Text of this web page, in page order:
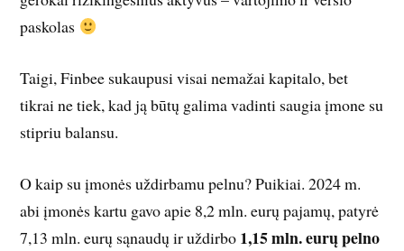
paskolas
Taigi, Finbee sukaupusi visai nemažai kapitalo, bet
tikrai ne tiek, kad ją būtų galima vadinti saugia įmone su
stipriu balansu.
O kaip su įmonės uždirbamu pelnu? Puikiai. 2024 m.
abi įmonės kartu gavo apie 8,2 mln. eurų pajamų, patyrė
7,13 mln. eurų sąnaudų ir uždirbo 1,15 mln. eurų pelno